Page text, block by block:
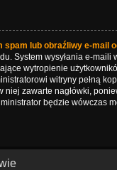
spam lub obraźliwy e-mail
System wysyłania e-maili
wytropienie
witryny pełną
niej zawarte nagłówki,
będzie wówczas